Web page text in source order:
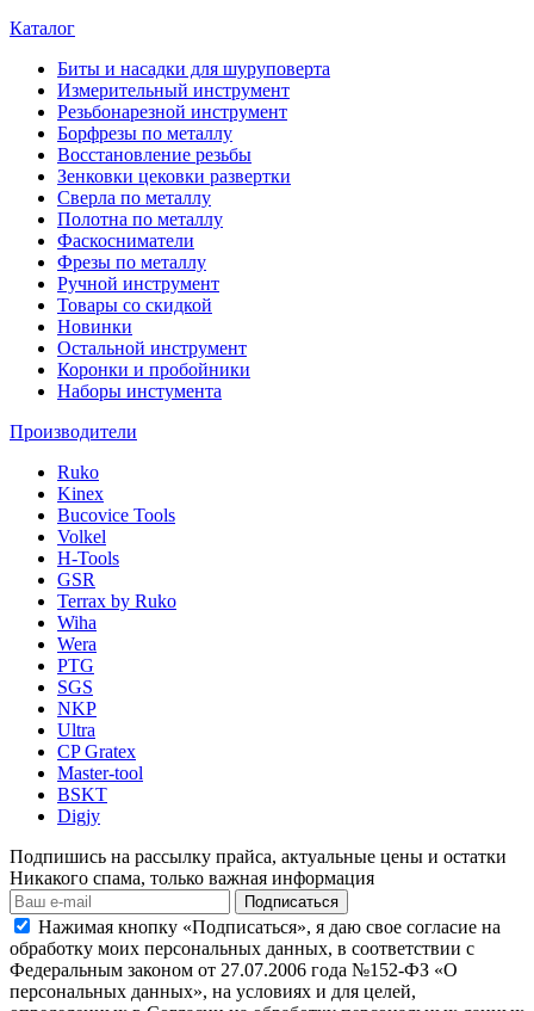
Каталог
Биты и насадки для шуруповерта
Измерительный инструмент
Резьбонарезной инструмент
Борфрезы по металлу
Восстановление резьбы
Зенковки цековки развертки
Сверла по металлу
Полотна по металлу
Фаскосниматели
Фрезы по металлу
Ручной инструмент
Товары со скидкой
Новинки
Остальной инструмент
Коронки и пробойники
Наборы инстумента
Производители
Ruko
Kinex
Bucovice Tools
Volkel
H-Tools
GSR
Terrax by Ruko
Wiha
Wera
PTG
SGS
NKP
Ultra
CP Gratex
Master-tool
BSKT
Digjy
Подпишись на рассылку прайса, актуальные цены и остатки
Никакого спама, только важная информация
Подписаться
Нажимая кнопку «Подписаться», я даю свое согласие на
обработку моих персональных данных, в соответствии с
Федеральным законом от 27.07.2006 года №152-ФЗ «О
персональных данных», на условиях и для целей,